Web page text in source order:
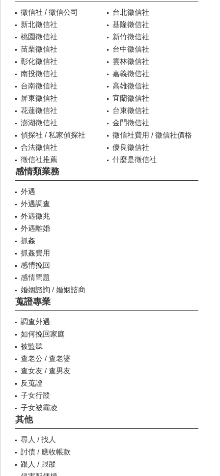
徵信社 / 徵信公司
台北徵信社
新北徵信社
基隆徵信社
桃園徵信社
新竹徵信社
苗栗徵信社
台中徵信社
彰化徵信社
雲林徵信社
南投徵信社
嘉義徵信社
台南徵信社
高雄徵信社
屏東徵信社
宜蘭徵信社
花蓮徵信社
台東徵信社
澎湖徵信社
金門徵信社
偵探社 / 私家偵探社
徵信社費用 / 徵信社價格
合法徵信社
優良徵信社
徵信社推薦
什麼是徵信社
感情類業務
外遇
外遇調查
外遇徵兆
外遇離婚
抓姦
抓姦費用
感情挽回
感情問題
婚姻諮詢 / 婚姻諮商
蒐證專業
調查外遇
如何挽回家庭
被監聽
查老公 / 查老婆
查女友 / 查男友
反蒐證
子女行蹤
子女被霸凌
其他
尋人 / 找人
討債 / 應收帳款
跟人 / 跟蹤